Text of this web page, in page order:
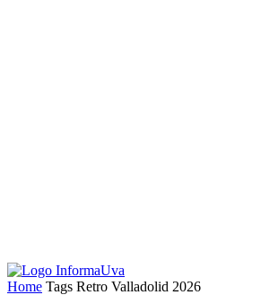
Home Tags Retro Valladolid 2026